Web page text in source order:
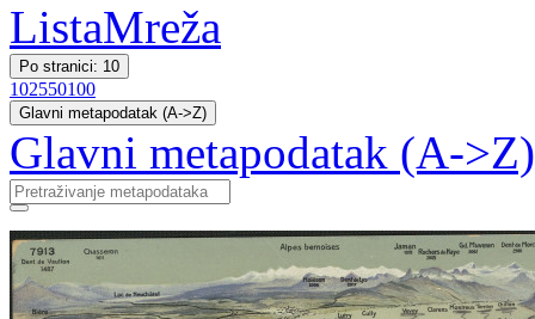
ListaMreža
Po stranici: 10
102550100
Glavni metapodatak (A->Z)
Glavni metapodatak (A->Z)